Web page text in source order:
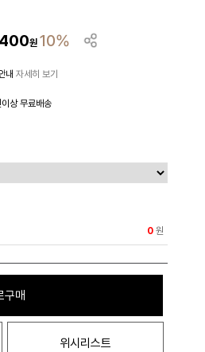
원 10%
내 자세히 보기
상 무료배송
0 원
구매
위시리스트